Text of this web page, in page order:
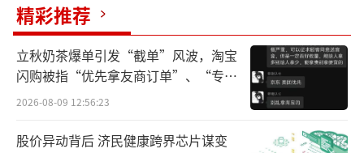
回到去年8月，美的当时发布公告称，董事
会通过了《关于同意公司研究论证公司境外发
行证券(H股)并上市事项的议案》。当年9月，
美的集团公告称，在股东大会决议有效期内选
择适当的时机和发行窗口完成发行并上市。
精彩推荐
立秋奶茶爆单引发“截单”风波，淘宝
闪购被指“优先拿友商订单”、“专挑
贵的拿”
2026-08-09 12:56:23
股价异动背后 济民健康跨界芯片谋变